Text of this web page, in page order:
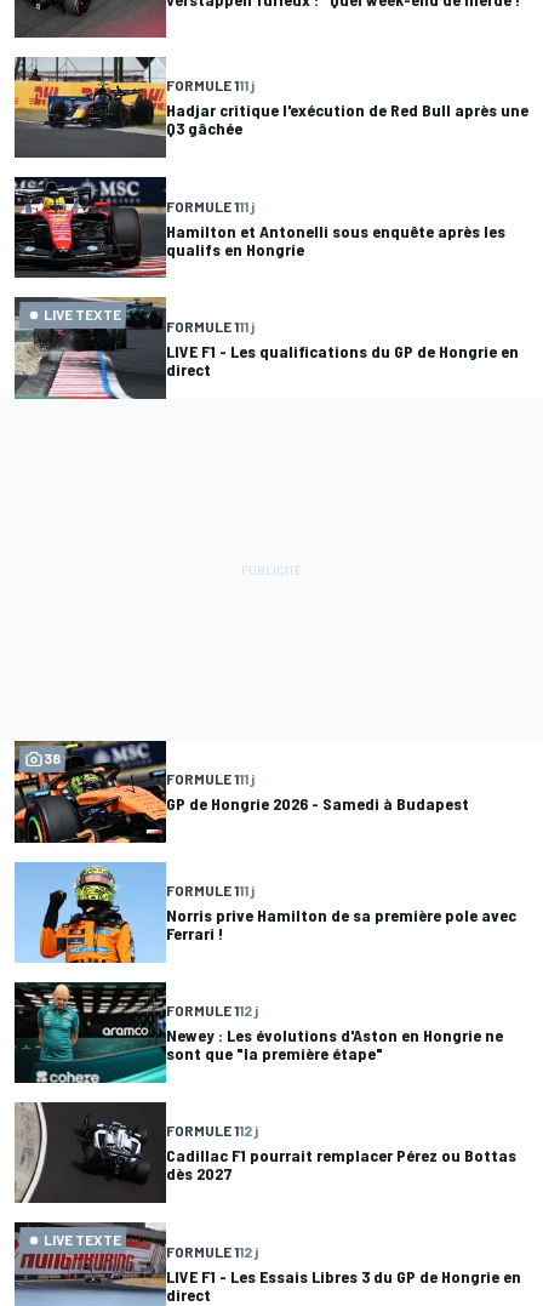
FORMULE 111 j
Hadjar critique l'exécution de Red Bull après une
Q3 gâchée
FORMULE 111 j
Hamilton et Antonelli sous enquête après les
qualifs en Hongrie
LIVE TEXTE
FORMULE 111 j
LIVE F1 - Les qualifications du GP de Hongrie en
direct
38
FORMULE 111 j
GP de Hongrie 2026 - Samedi à Budapest
FORMULE 111 j
Norris prive Hamilton de sa première pole avec
Ferrari !
FORMULE 112 j
Newey : Les évolutions d'Aston en Hongrie ne
sont que "la première étape"
FORMULE 112 j
Cadillac F1 pourrait remplacer Pérez ou Bottas
dès 2027
LIVE TEXTE
FORMULE 112 j
LIVE F1 - Les Essais Libres 3 du GP de Hongrie en
direct